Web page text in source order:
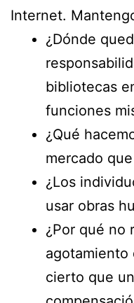
Internet.
¿Dónde
bibliotecas
funciones
¿Qué
mercado
¿Los
usar obras
¿Por qué no
agotamiento
cierto que